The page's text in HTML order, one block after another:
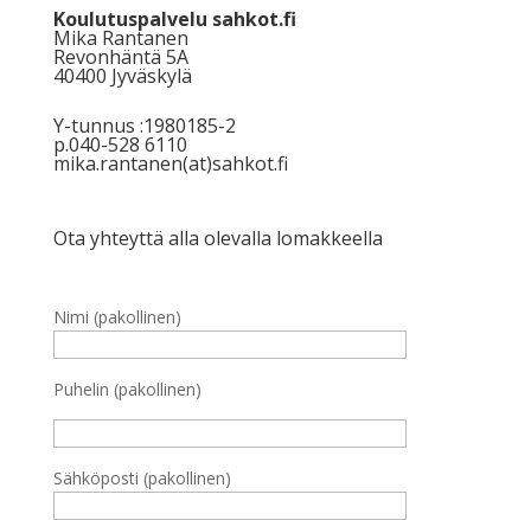
Koulutuspalvelu sahkot.fi
Mika Rantanen
Revonhäntä 5A
40400 Jyväskylä
Y-tunnus :1980185-2
p.040-528 6110
mika.rantanen(at)sahkot.fi
Ota yhteyttä alla olevalla lomakkeella
Nimi (pakollinen)
Puhelin (pakollinen)
Sähköposti (pakollinen)